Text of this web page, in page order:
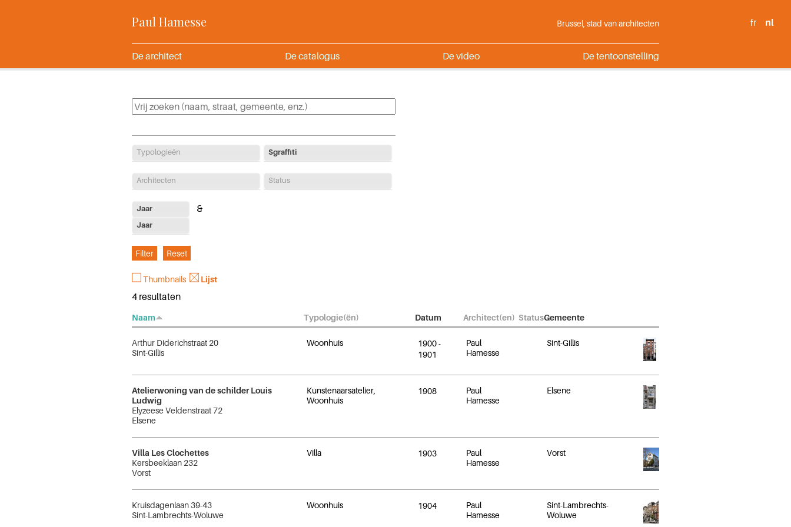
Paul Hamesse Brussel, stad van architecten
De architect De catalogus De video De tentoonstelling
fr nl
Typologieën Sgraffiti
Architecten Status
Jaar
Jaar
Thumbnails Lijst
4 resultaten
Naam Typologie(ën) Datum Architect(en) StatusGemeente
Arthur Diderichstraat 20
Sint-Gillis
Woonhuis 1900-
1901
Paul
Hamesse
Sint-Gillis
Atelierwoning van de schilder Louis
Ludwig
Elyzeese Veldenstraat 72
Elsene
Kunstenaarsatelier,
Woonhuis
1908
Paul
Hamesse
Elsene
Villa Les Clochettes
Kersbeeklaan 232
Vorst
Villa 1903
Paul
Hamesse
Vorst
Kruisdagenlaan 39-43
Sint-Lambrechts-Woluwe
Woonhuis 1904
Paul
Hamesse
Sint-Lambrechts-
Woluwe